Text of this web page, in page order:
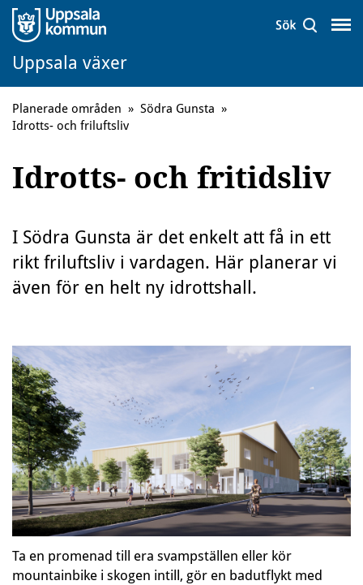
Uppsala växer
Planerade områden » Södra Gunsta »
Idrotts- och friluftsliv
Idrotts- och fritidsliv
I Södra Gunsta är det enkelt att få in ett
rikt friluftsliv i vardagen. Här planerar vi
även för en helt ny idrottshall.
Ta en promenad till era svampställen eller kör
mountainbike i skogen intill, gör en badutflykt med